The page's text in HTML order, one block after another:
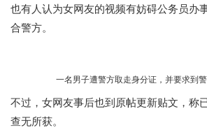
也有人认为女网友的视频有妨碍公务员办
合警方。
一名男子遭警方取走身分证，并要求到警
不过，女网友事后也到原帖更新贴文，称
查无所获。